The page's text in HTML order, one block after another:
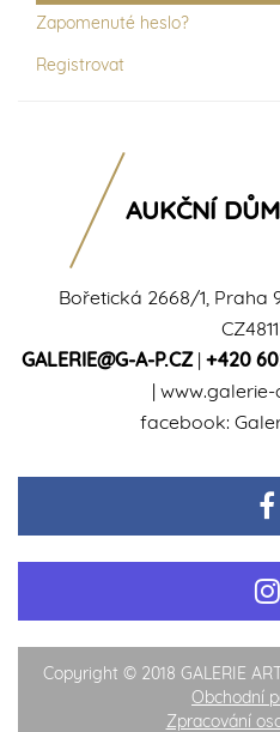
Zapomenuté heslo?
Registrovat
Bořetická 2668/1, Praha
GALERIE@G-A-P.CZ| +420
|
facebook:
AUKČNÍ
Copyright © 2018 GALERIE
Obchodní
Zpracování